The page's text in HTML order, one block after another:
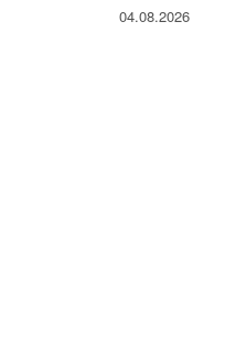
04.08.2026